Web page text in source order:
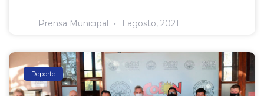
Prensa Municipal 1 agosto, 2021
Deporte